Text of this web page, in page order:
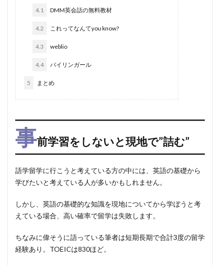
4.1 DMM英会話の無料教材
4.2 これってなんてyou know?
4.3 weblio
4.4 バイリンガール
5 まとめ
事前学習をしないと現地で”詰む”
語学留学に行こうと考えている方の中には、英語の基礎から
学びたいと考えている人が多いかもしれません。
しかし、英語の基礎的な知識を現地についてから学ぼうと考
えている場合、高い確率で留学は失敗します。
ちなみに偉そうに語っている筆者は短期長期で合計3度の留学
経験あり。TOEICは830ほど。